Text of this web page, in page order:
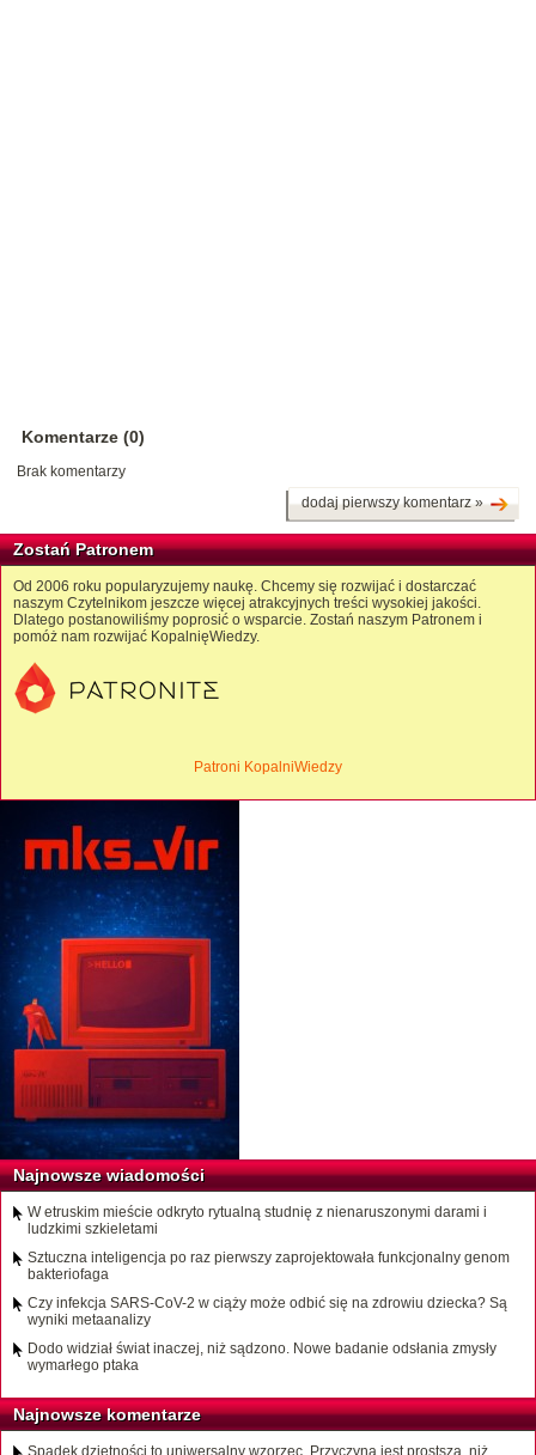
Komentarze (0)
Brak komentarzy
dodaj pierwszy komentarz »
Zostań Patronem
Od 2006 roku popularyzujemy naukę. Chcemy się rozwijać i dostarczać
naszym Czytelnikom jeszcze więcej atrakcyjnych treści wysokiej jakości.
Dlatego postanowiliśmy poprosić o wsparcie. Zostań naszym Patronem i
pomóż nam rozwijać KopalnięWiedzy.
Patroni KopalniWiedzy
Najnowsze wiadomości
W etruskim mieście odkryto rytualną studnię z nienaruszonymi darami i
ludzkimi szkieletami
Sztuczna inteligencja po raz pierwszy zaprojektowała funkcjonalny genom
bakteriofaga
Czy infekcja SARS-CoV-2 w ciąży może odbić się na zdrowiu dziecka? Są
wyniki metaanalizy
Dodo widział świat inaczej, niż sądzono. Nowe badanie odsłania zmysły
wymarłego ptaka
Najnowsze komentarze